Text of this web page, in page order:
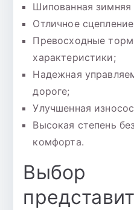
Шипованная
Отличное
Превосходные
характеристики;
Надежная
дороге;
Улучшенная
Высокая степень
комфорта.
Выбор